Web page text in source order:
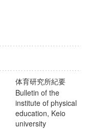
体育研究所紀要
Bulletin of the
institute of physical
education, Keio
university